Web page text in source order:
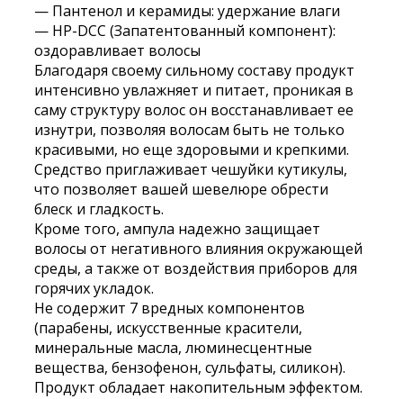
— Пантенол и керамиды: удержание влаги
— HP-DCC (Запатентованный компонент):
оздоравливает волосы
Благодаря своему сильному составу продукт
интенсивно увлажняет и питает, проникая в
саму структуру волос он восстанавливает ее
изнутри, позволяя волосам быть не только
красивыми, но еще здоровыми и крепкими.
Средство приглаживает чешуйки кутикулы,
что позволяет вашей шевелюре обрести
блеск и гладкость.
Кроме того, ампула надежно защищает
волосы от негативного влияния окружающей
среды, а также от воздействия приборов для
горячих укладок.
Не содержит 7 вредных компонентов
(парабены, искусственные красители,
минеральные масла, люминесцентные
вещества, бензофенон, сульфаты, силикон).
Продукт обладает накопительным эффектом.